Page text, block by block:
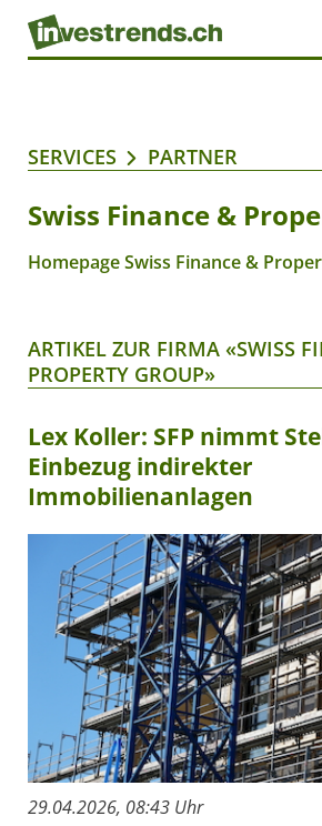
SERVICES PARTNER
Swiss Finance &
Homepage Swiss Finance &
ARTIKEL ZUR FIRMA «SWISS
PROPERTY GROUP»
Lex Koller: SFP nimmt
Einbezug indirekter
Immobilienanlagen
29.04.2026, 08:43 Uhr